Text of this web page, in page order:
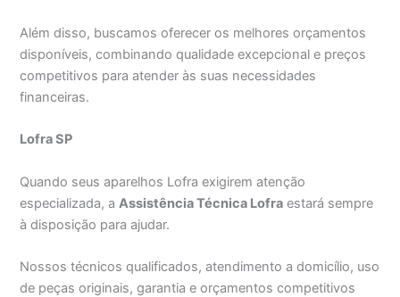
Além disso, buscamos oferecer os melhores orçamentos
disponíveis, combinando qualidade excepcional e preços
competitivos para atender às suas necessidades
financeiras.
Lofra SP
Quando seus aparelhos Lofra exigirem atenção
especializada, a Assistência Técnica Lofra estará sempre
à disposição para ajudar.
Nossos técnicos qualificados, atendimento a domicílio, uso
de peças originais, garantia e orçamentos competitivos